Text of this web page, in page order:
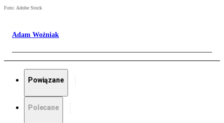
Foto: Adobe Stock
Adam Woźniak
Powiązane
Polecane